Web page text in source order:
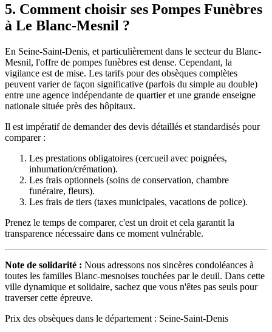
5. Comment choisir ses Pompes Funèbres
à Le Blanc-Mesnil ?
En Seine-Saint-Denis, et particulièrement dans le secteur du Blanc-
Mesnil, l'offre de pompes funèbres est dense. Cependant, la
vigilance est de mise. Les tarifs pour des obsèques complètes
peuvent varier de façon significative (parfois du simple au double)
entre une agence indépendante de quartier et une grande enseigne
nationale située près des hôpitaux.
Il est impératif de demander des devis détaillés et standardisés pour
comparer :
Les prestations obligatoires (cercueil avec poignées,
inhumation/crémation).
Les frais optionnels (soins de conservation, chambre
funéraire, fleurs).
Les frais de tiers (taxes municipales, vacations de police).
Prenez le temps de comparer, c'est un droit et cela garantit la
transparence nécessaire dans ce moment vulnérable.
Note de solidarité : Nous adressons nos sincères condoléances à
toutes les familles Blanc-mesnoises touchées par le deuil. Dans cette
ville dynamique et solidaire, sachez que vous n'êtes pas seuls pour
traverser cette épreuve.
Prix des obsèques dans le département : Seine-Saint-Denis